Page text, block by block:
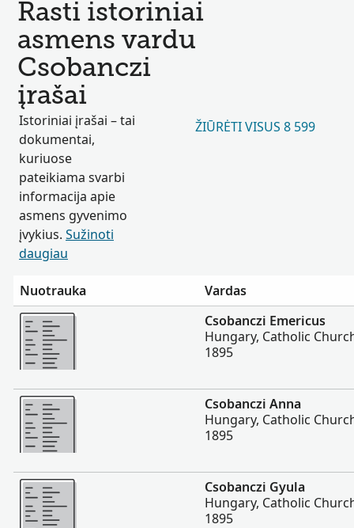
Rasti istoriniai
asmens vardu
Csobanczi
įrašai
Istoriniai įrašai – tai
dokumentai,
kuriuose
pateikiama svarbi
informacija apie
asmens gyvenimo
įvykius. Sužinoti
daugiau
ŽIŪRĖTI VISUS 8 599
Nuotrauka
Vardas
Daugiau
Csobanczi Emericus
Hungary, Catholic
1895
Daugiau
Csobanczi Anna
Hungary, Catholic
1895
Daugiau
Csobanczi Gyula
Hungary, Catholic
1895